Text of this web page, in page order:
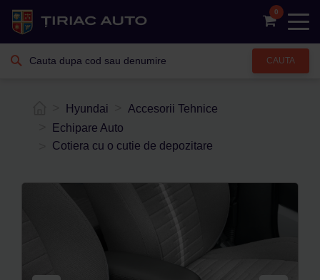
0
CAUTA
Hyundai
Accesorii Tehnice
Echipare Auto
Cotiera cu o cutie de depozitare